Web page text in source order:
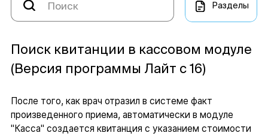
Разделы
Поиск квитанции в кассовом модуле
(Версия программы Лайт с 16)
После того, как врач отразил в системе факт
произведенного приема, автоматически в модуле
"Касса" создается квитанция с указанием стоимости